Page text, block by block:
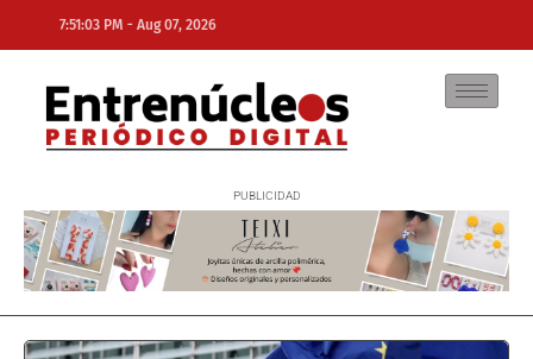
7:51:03 PM - Aug 07, 2026
NE